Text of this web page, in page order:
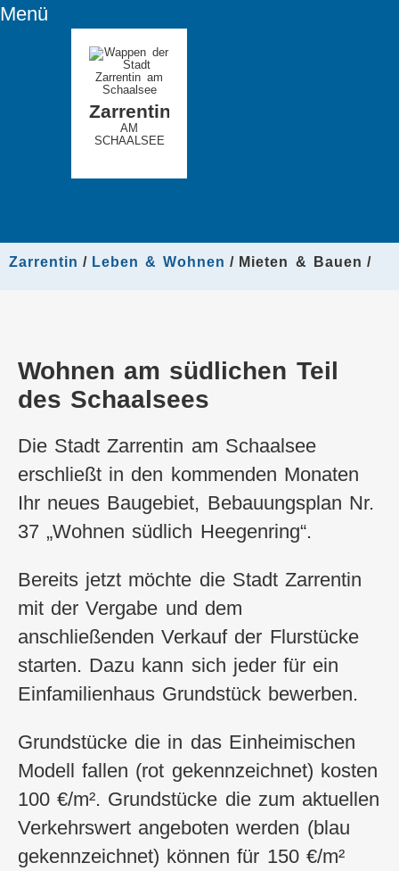
Menü
Zarrentin
AM
SCHAALSEE
Zarrentin Leben & Wohnen Mieten & Bauen
Wohnen am südlichen Teil
des Schaalsees
Die Stadt Zarrentin am Schaalsee
erschließt in den kommenden Monaten
Ihr neues Baugebiet, Bebauungsplan Nr.
37 „Wohnen südlich Heegenring“.
Bereits jetzt möchte die Stadt Zarrentin
mit der Vergabe und dem
anschließenden Verkauf der Flurstücke
starten. Dazu kann sich jeder für ein
Einfamilienhaus Grundstück bewerben.
Grundstücke die in das Einheimischen
Modell fallen (rot gekennzeichnet) kosten
100 €/m². Grundstücke die zum aktuellen
Verkehrswert angeboten werden (blau
gekennzeichnet) können für 150 €/m²